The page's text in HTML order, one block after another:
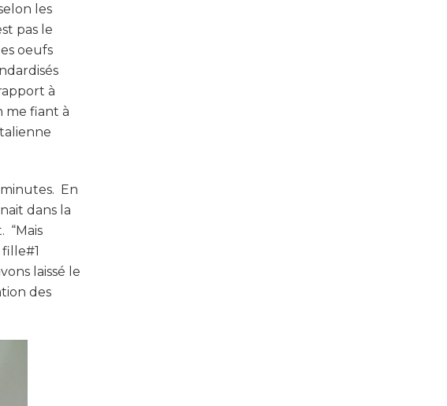
les
pas le
oeufs
à
me fiant à
En
dans la
“Mais
laissé le
des